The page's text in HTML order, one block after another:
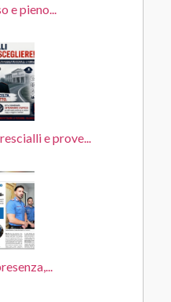
e pieno...
e prove...